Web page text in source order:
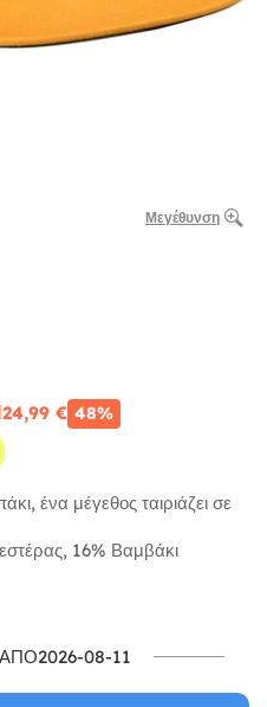
Μεγέθυνση
24,99 € 48%
ένα μέγεθος ταιριάζει σε
16% Βαμβάκι
08-11